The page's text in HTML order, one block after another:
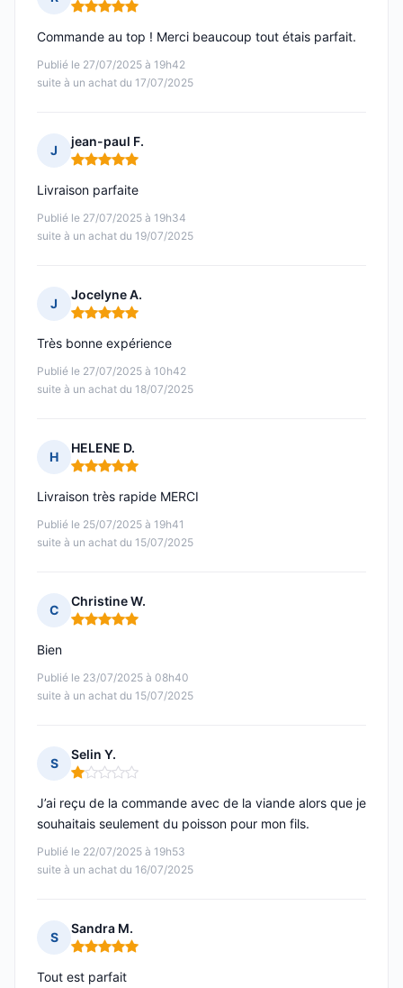
Note : 5 sur 5
Publié le 27/07/2025 à 19h42
suite à un achat du 17/07/2025
Commande au top ! Merci beaucoup tout étais parfait.
J
jean-paul F.
Note : 5 sur 5
Publié le 27/07/2025 à 19h34
suite à un achat du 19/07/2025
Livraison parfaite
J
Jocelyne A.
Note : 5 sur 5
Publié le 27/07/2025 à 10h42
suite à un achat du 18/07/2025
Très bonne expérience
H
HELENE D.
Note : 5 sur 5
Publié le 25/07/2025 à 19h41
suite à un achat du 15/07/2025
Livraison très rapide MERCI
C
Christine W.
Note : 5 sur 5
Publié le 23/07/2025 à 08h40
suite à un achat du 15/07/2025
Bien
S
Selin Y.
Note : 1 sur 5
Publié le 22/07/2025 à 19h53
suite à un achat du 16/07/2025
J’ai reçu de la commande avec de la viande alors que je
souhaitais seulement du poisson pour mon fils.
S
Sandra M.
Note : 5 sur 5
Tout est parfait